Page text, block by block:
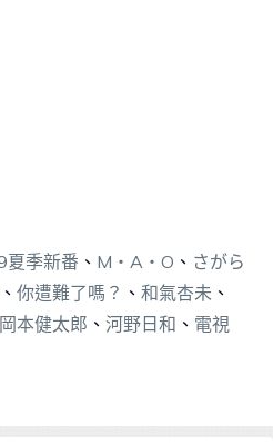
夏季新番 、 M・A・O 、 さがら
、 你遭難了嗎？ 、 和氣杏未 、
岡本健太郎 、 河野日和 、 電視